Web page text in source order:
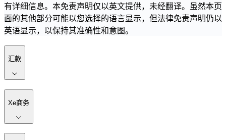
有详细信息。本免责声明仅以英文提供，未经翻译。虽然本页
面的其他部分可能以您选择的语言显示，但法律免责声明仍以
英语显示，以保持其准确性和意图。
汇款
Xe商务